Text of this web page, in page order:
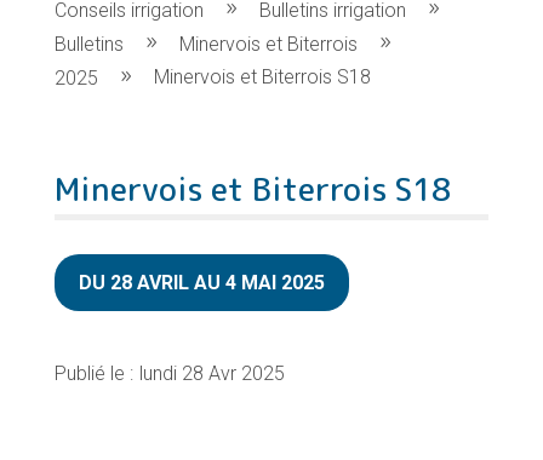
Conseils irrigation
Bulletins irrigation
Bulletins
Minervois et Biterrois
2025
Minervois et Biterrois S18
Minervois et Biterrois S18
DU 28 AVRIL AU 4 MAI 2025
lundi 28 Avr 2025